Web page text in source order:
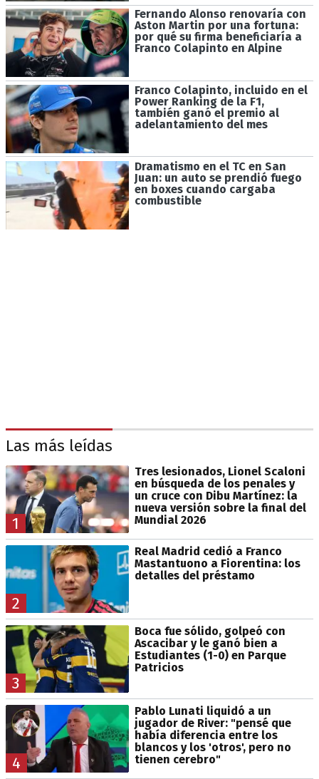
Fernando Alonso renovaría con
Aston Martin por una fortuna:
por qué su firma beneficiaría a
Franco Colapinto en Alpine
Franco Colapinto, incluido en el
Power Ranking de la F1,
también ganó el premio al
adelantamiento del mes
Dramatismo en el TC en San
Juan: un auto se prendió fuego
en boxes cuando cargaba
combustible
Las más leídas
1
Tres lesionados, Lionel Scaloni
en búsqueda de los penales y
un cruce con Dibu Martínez: la
nueva versión sobre la final del
Mundial 2026
2
Real Madrid cedió a Franco
Mastantuono a Fiorentina: los
detalles del préstamo
3
Boca fue sólido, golpeó con
Ascacibar y le ganó bien a
Estudiantes (1-0) en Parque
Patricios
4
Pablo Lunati liquidó a un
jugador de River: "pensé que
había diferencia entre los
blancos y los 'otros', pero no
tienen cerebro"